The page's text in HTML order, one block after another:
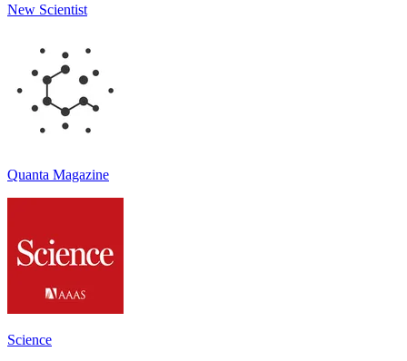
New Scientist
Quanta Magazine
Science